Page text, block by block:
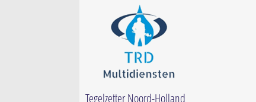
Tegelzetter Noord-Holland